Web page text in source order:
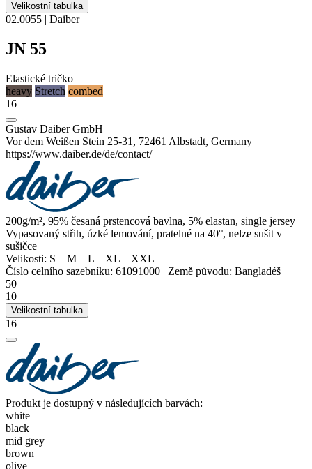
Velikostní tabulka
02.0055 | Daiber
JN 55
Elastické tričko
heavy Stretch combed
16
Gustav Daiber GmbH
Vor dem Weißen Stein 25-31, 72461 Albstadt, Germany
https://www.daiber.de/de/contact/
200g/m², 95% česaná prstencová bavlna, 5% elastan, single jersey
Vypasovaný střih, úzké lemování, pratelné na 40°, nelze sušit v
sušičce
Velikosti: S – M – L – XL – XXL
Číslo celního sazebníku: 61091000 | Země původu: Bangladéš
50
10
Velikostní tabulka
16
Produkt je dostupný v následujících barvách:
white
black
mid grey
brown
olive